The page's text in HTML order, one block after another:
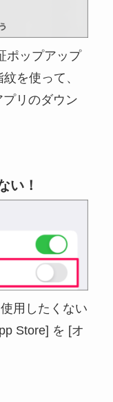
ポップアップ
を使って、
リのダウン
い！
用したくない
Store] を [オ